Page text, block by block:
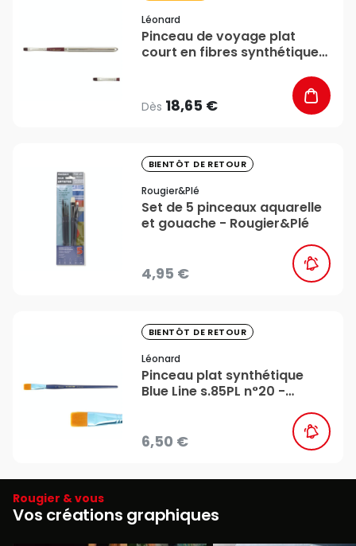
Léonard
Pinceau de voyage plat
court en fibres synthétiques
Dès 18,65 €
BIENTÔT DE RETOUR
Rougier&plé
Set de 5 pinceaux aquarelle
et gouache - Rougier&Plé
4,95 €
BIENTÔT DE RETOUR
Léonard
Pinceau plat synthétique
Blue Line s.85PL n°20 -
6,50 €
Rougier & vous
Vos créations graphiques